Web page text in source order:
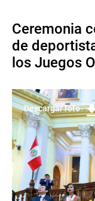
Ceremonia
de
los Juegos
Descargar foto